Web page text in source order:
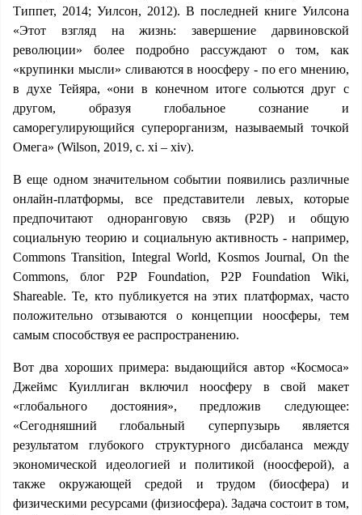
Типпет, 2014; Уилсон, 2012). В последней книге Уилсона
«Этот взгляд на жизнь: завершение дарвиновской
революции» более подробно рассуждают о том, как
«крупинки мысли» сливаются в ноосферу - по его мнению,
в духе Тейяра, «они в конечном итоге сольются друг с
другом, образуя глобальное сознание и
саморегулирующийся суперорганизм, называемый точкой
Омега» (Wilson, 2019, с. xi – xiv).
В еще одном значительном событии появились различные
онлайн-платформы, все представители левых, которые
предпочитают одноранговую связь (P2P) и общую
социальную теорию и социальную активность - например,
Commons Transition, Integral World, Kosmos Journal, On the
Commons, блог P2P Foundation, P2P Foundation Wiki,
Shareable. Те, кто публикуется на этих платформах, часто
положительно отзываются о концепции ноосферы, тем
самым способствуя ее распространению.
Вот два хороших примера: выдающийся автор «Космоса»
Джеймс Куиллиган включил ноосферу в свой макет
«глобального достояния», предложив следующее:
«Сегодняшний глобальный суперпузырь является
результатом глубокого структурного дисбаланса между
экономической идеологией и политикой (ноосферой), а
также окружающей средой и трудом (биосфера) и
физическими ресурсами (физиосфера). Задача состоит в том,